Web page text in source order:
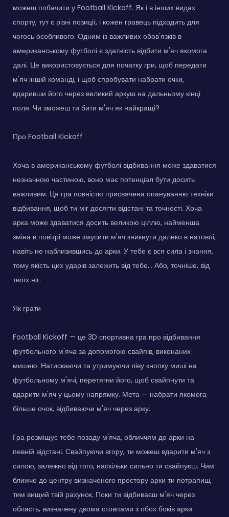
можеш побачити у Football Kickoff. Як і в інших видах
спорту, тут є різні позиції, і кожен гравець підходить для
чогось особливого. Одним із важливих обов'язків в
американському футболі є здатність відбити м'яч якомога
далі. Це використовується для початку гри, щоб передати
м'яч іншій команді, і щоб спробувати набрати очки,
вдаривши його через великий аркуш на дальньому кінці
поля. Чи зможеш ти бити м'яч як найкращі?
Про Football Kickoff
Хоча в американському футболі відбивання може здаватися
незначною частиною, воно має потенціал бути досить
важливим. Ця гра повністю присвячена опануванню техніки
відбивання, щоб ти міг досягти відстані та точності. Хоча
арка може здаватися досить великою ціллю, найменша
зміна в повітрі може змусити м'яч зникнути далеко в натовпі,
навіть не наблизившись до арки. У тебе є вся сила і знання,
тому якість цих ударів залежить від тебе… Або, точніше, від
твоїх ніг.
Як грати
Football Kickoff — це 3D спортивна гра про відбивання
футбольного м'яча за допомогою свайпів, виконаних
мишею. Натискаючи та утримуючи ліву кнопку миші на
футбольному м'ячі, перетягни його, щоб свайпнути та
вдарити м'яч у цьому напрямку. Мета — набрати якомога
більше очок, відбиваючи м'яч через арку.
Гра розміщує тебе позаду м'яча, обличчям до арки на
певній відстані. Свайпуючи вгору, ти можеш вдарити м'яч з
силою, залежно від того, наскільки сильно ти свайпуєш. Чим
ближче до центру визначеного простору арки ти потрапиш,
тим вищий твій рахунок. Поки ти відбиваєш м'яч через
область, визначену двома стовпами з обох боків арки